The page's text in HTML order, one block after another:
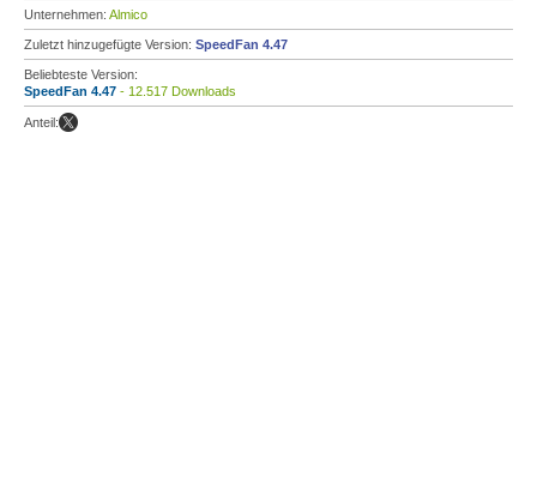
Unternehmen: Almico
Zuletzt hinzugefügte Version: SpeedFan 4.47
Beliebteste Version:
SpeedFan 4.47 - 12.517 Downloads
Anteil: